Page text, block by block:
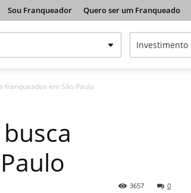
Sou Franqueador Quero ser um Franqueado
franqueados em São Paulo
0
3657